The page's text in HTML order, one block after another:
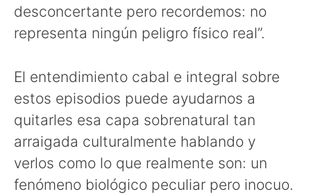
desconcertante pero recordemos: no
representa ningún peligro físico real”.
El entendimiento cabal e integral sobre
estos episodios puede ayudarnos a
quitarles esa capa sobrenatural tan
arraigada culturalmente hablando y
verlos como lo que realmente son: un
fenómeno biológico peculiar pero inocuo.